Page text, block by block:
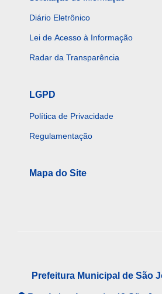
Diário Eletrônico
Lei de Acesso à Informação
Radar da Transparência
LGPD
Política de Privacidade
Regulamentação
Mapa do Site
Prefeitura Municipal de São